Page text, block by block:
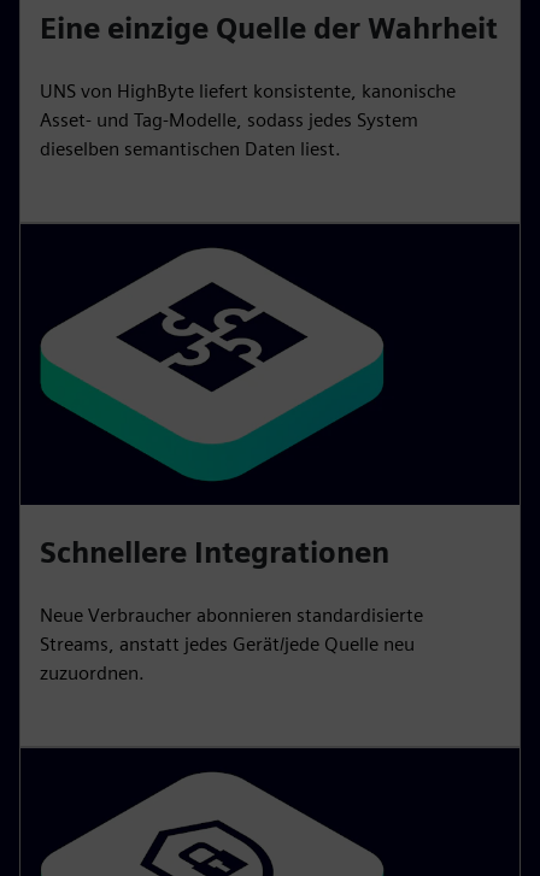
Eine einzige Quelle der Wahrheit
UNS von HighByte liefert konsistente, kanonische
Asset- und Tag-Modelle, sodass jedes System
dieselben semantischen Daten liest.
Schnellere Integrationen
Neue Verbraucher abonnieren standardisierte
Streams, anstatt jedes Gerät/jede Quelle neu
zuzuordnen.